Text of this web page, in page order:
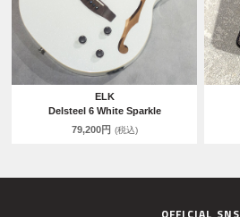
ELK
Delsteel 6 White Sparkle
79,200円 (税込)